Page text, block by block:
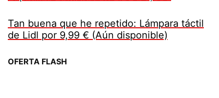
Tan buena que he repetido: Lámpara táctil
de Lidl por 9,99 € (Aún disponible)
OFERTA FLASH